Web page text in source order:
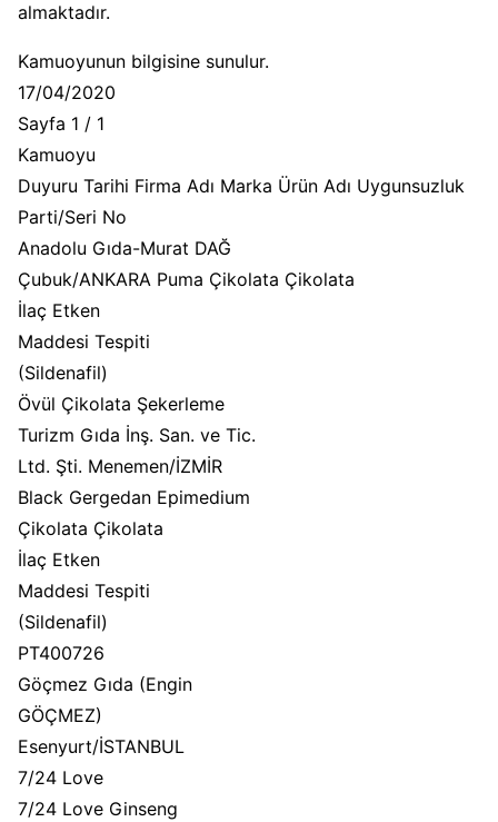
almaktadır.
Kamuoyunun bilgisine sunulur.
17/04/2020
Sayfa 1 / 1
Kamuoyu
Duyuru Tarihi Firma Adı Marka Ürün Adı Uygunsuzluk
Parti/Seri No
Anadolu Gıda-Murat DAĞ
Çubuk/ANKARA Puma Çikolata Çikolata
İlaç Etken
Maddesi Tespiti
(Sildenafil)
Övül Çikolata Şekerleme
Turizm Gıda İnş. San. ve Tic.
Ltd. Şti. Menemen/İZMİR
Black Gergedan Epimedium
Çikolata Çikolata
İlaç Etken
Maddesi Tespiti
(Sildenafil)
PT400726
Göçmez Gıda (Engin
GÖÇMEZ)
Esenyurt/İSTANBUL
7/24 Love
7/24 Love Ginseng